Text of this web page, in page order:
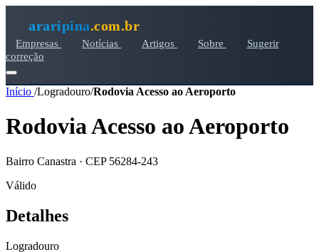
araripina.com.br
Empresas Notícias Artigos Sobre
Sugerir
correção
Início /Logradouro/Rodovia Acesso ao Aeroporto
Rodovia Acesso ao Aeroporto
Bairro Canastra · CEP 56284-243
Válido
Detalhes
Logradouro